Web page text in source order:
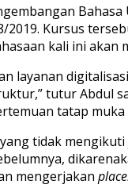
Kursus
kali ini akan
layanan
tutur Abdul
tatap
tidak mengikuti
mengerjakan